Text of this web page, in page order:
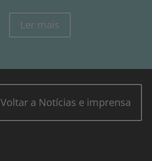
Ler mais
Voltar a Notícias e imprensa